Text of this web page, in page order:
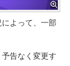
よって、一部
告なく変更す